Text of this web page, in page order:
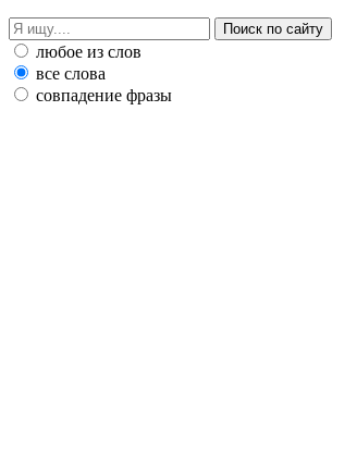
любое из слов
все слова
совпадение фразы